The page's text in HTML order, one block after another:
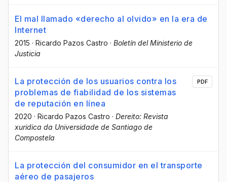
El mal llamado «derecho al olvido» en la era de
Internet
2015 · Ricardo Pazos Castro · Boletín del Ministerio de
Justicia
La protección de los usuarios contra los
problemas de fiabilidad de los sistemas
de reputación en línea
2020 · Ricardo Pazos Castro · Dereito: Revista
xuridica da Universidade de Santiago de
Compostela
PDF
La protección del consumidor en el transporte
aéreo de pasajeros